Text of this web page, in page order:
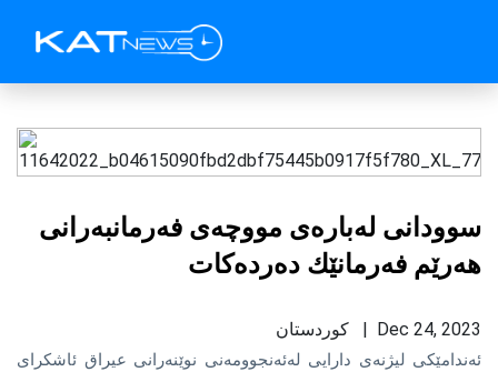
سوودانی لەبارەی مووچەی فەرمانبەرانی
هەرێم فەرمانێك دەردەكات
Dec 24, 2023 | كوردستان
ئەندامێكی لیژنەی دارایی لەئەنجوومەنی نوێنەرانی عیراق ئاشكرای